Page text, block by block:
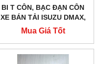
BI T CÔN, BẠC ĐẠN CÔN
XE BÁN TẢI ISUZU DMAX,
MUX 4JJ1, 4JK1
Mua Giá Tốt